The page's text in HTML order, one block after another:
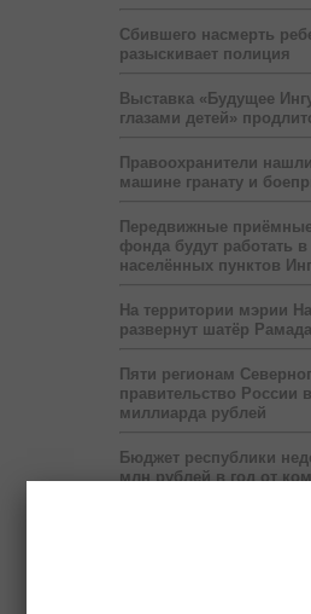
Сбившего насмерть
разыскивает полиция
Выставка «Будущее
глазами детей»
Правоохранители
машине гранату и
Передвижные
фонда будут работать
населённых пунктов
На территории мэрии
развернут шатёр
Пяти регионам
правительство России
миллиарда рублей
Бюджет республики
млн рублей в год от